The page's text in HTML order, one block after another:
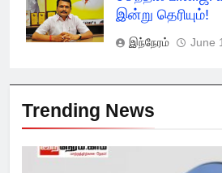
இன்று தெரியும்!
இந்நேரம் June
Trending News